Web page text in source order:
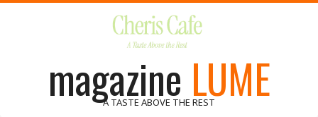
magazine LUME
A TASTE ABOVE THE REST